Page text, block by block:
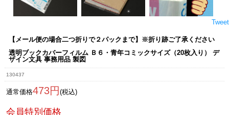
Tweet
【メール便の場合二つ折りで２パックまで】※折り跡ご了承ください
透明ブックカバーフィルム Ｂ６・青年コミックサイズ（20枚入り） デ
ザイン文具 事務用品 製図
130437
通常価格473円 (税込)